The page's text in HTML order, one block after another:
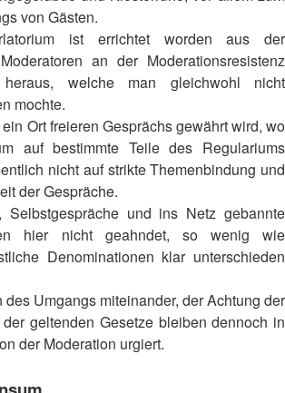
von Gästen.
ist errichtet worden aus der
an der Moderationsresistenz
welche man gleichwohl nicht
mochte.
Ort freieren Gesprächs gewährt wird, wo
auf bestimmte Teile des Regulariums
nicht auf strikte Themenbindung und
der Gespräche.
Selbstgespräche und ins Netz gebannte
hier nicht geahndet, so wenig wie
Denominationen klar unterschieden
Umgangs miteinander, der Achtung der
geltenden Gesetze bleiben dennoch in
der Moderation urgiert.